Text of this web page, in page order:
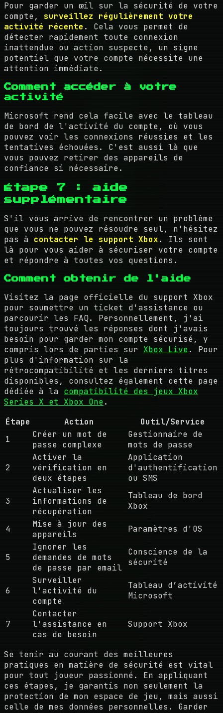
Pour garder un œil sur la sécurité de votre
compte, surveillez régulièrement votre
activité récente . Cela vous permet de
détecter rapidement toute connexion
inattendue ou action suspecte, un signe
potentiel que votre compte nécessite une
attention immédiate.
Comment accéder à votre
activité
Microsoft rend cela facile avec le tableau
de bord de l'activité du compte, où vous
pouvez voir les connexions réussies et les
tentatives échouées. C'est aussi là que
vous pouvez retirer des appareils de
confiance si nécessaire.
Étape 7 : aide
supplémentaire
S'il vous arrive de rencontrer un problème
que vous ne pouvez résoudre seul, n'hésitez
pas à contacter le support Xbox. Ils sont
là pour vous aider à sécuriser votre compte
et répondre à toutes vos questions.
Comment obtenir de l'aide
Visitez la page officielle du support Xbox
pour soumettre un ticket d'assistance ou
parcourir les FAQ. Personnellement, j'ai
toujours trouvé les réponses dont j'avais
besoin pour garder mon compte sécurisé, y
compris lors de parties sur Xbox Live. Pour
plus d'information sur la
rétrocompatibilité et les derniers titres
disponibles, consultez également cette page
dédiée à la compatibilité des jeux Xbox
Series X et Xbox One.
Étape
Action
Outil/Service
1
Créer un mot de
passe complexe
Gestionnaire de
mots de passe
2
Activer la
vérification en
deux étapes
Application
d'authentification
ou SMS
3
Actualiser les
informations de
récupération
Tableau de bord
Xbox
4
Mise à jour des
appareils
Paramètres d'OS
5
Ignorer les
demandes de mots
de passe par email
Conscience de la
sécurité
6
Surveiller
l'activité du
compte
Tableau d’activité
Microsoft
7
Contacter
l'assistance en
cas de besoin
Support Xbox
Se tenir au courant des meilleures
pratiques en matière de sécurité est vital
pour tout joueur passionné. En appliquant
ces étapes, je garantis non seulement la
protection de mon espace de jeu, mais aussi
celle de mes données personnelles. Garder